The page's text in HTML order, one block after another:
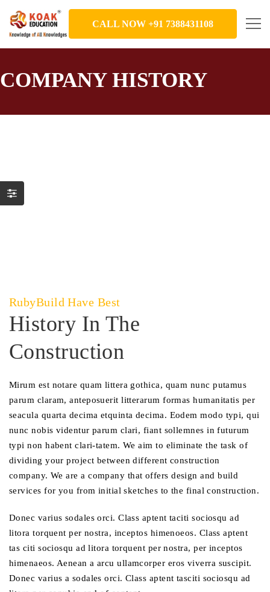
CALL NOW +91 7388431108
COMPANY HISTORY
RubyBuild Have Best
History In The
Construction
Mirum est notare quam littera gothica, quam nunc putamus
parum claram, anteposuerit litterarum formas humanitatis per
seacula quarta decima etquinta decima. Eodem modo typi, qui
nunc nobis videntur parum clari, fiant sollemnes in futurum
typi non habent clari-tatem. We aim to eliminate the task of
dividing your project between different construction
company. We are a company that offers design and build
services for you from initial sketches to the final construction.
Donec varius sodales orci. Class aptent taciti sociosqu ad
litora torquent per nostra, inceptos himenoeos. Class aptent
tas citi sociosqu ad litora torquent per nostra, per inceptos
himenaeos. Aenean a arcu ullamcorper eros viverra suscipit.
Donec varius a sodales orci. Class aptent tasciti sociosqu ad